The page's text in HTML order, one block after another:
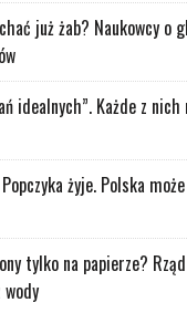
już żab? Naukowcy o
idealnych”. Każde z
żyje. Polska
tylko na papierze?